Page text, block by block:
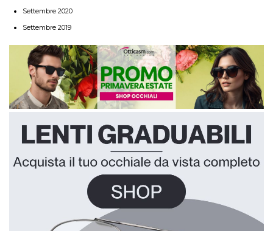
Settembre 2020
Settembre 2019